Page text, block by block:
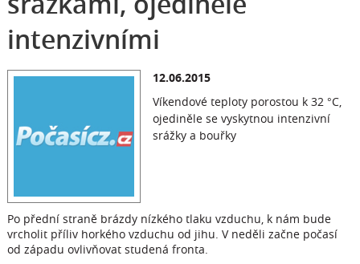
intenzivními
12.06.2015
Víkendové teploty porostou k 32 °C,
ojediněle se vyskytnou intenzivní
srážky a bouřky
Po přední straně brázdy nízkého tlaku vzduchu, k nám bude
vrcholit příliv horkého vzduchu od jihu. V neděli začne počasí
od západu ovlivňovat studená fronta.